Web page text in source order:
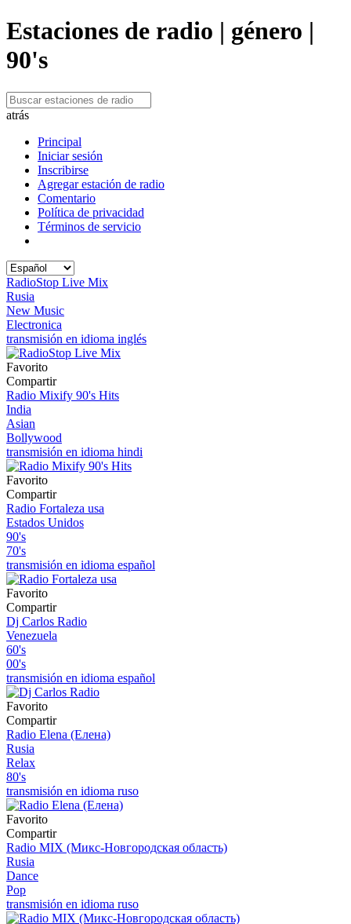
Estaciones de radio | género |
90's
atrás
Principal
Iniciar sesión
Inscribirse
Agregar estación de radio
Comentario
Política de privacidad
Términos de servicio
RadioStop Live Mix
Rusia
New Music
Electronica
transmisión en idioma inglés
Favorito
Compartir
Radio Mixify 90's Hits
India
Asian
Bollywood
transmisión en idioma hindi
Favorito
Compartir
Radio Fortaleza usa
Estados Unidos
90's
70's
transmisión en idioma español
Favorito
Compartir
Dj Carlos Radio
Venezuela
60's
00's
transmisión en idioma español
Favorito
Compartir
Radio Elena (Елена)
Rusia
Relax
80's
transmisión en idioma ruso
Favorito
Compartir
Radio MIX (Микс-Новгородская область)
Rusia
Dance
Pop
transmisión en idioma ruso